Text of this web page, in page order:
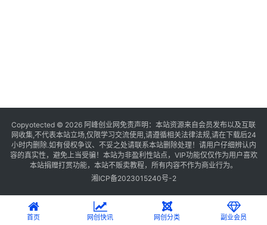
Copyotected © 2026 阿峰创业网 免责声明：本站资源来自会员发布以及互联
网收集,不代表本站立场,仅限学习交流使用,请遵循相关法律法规,请在下载后24
小时内删除.如有侵权争议、不妥之处请联系本站删除处理！请用户仔细辨认内
容的真实性，避免上当受骗！本站为非盈利性站点，VIP功能仅仅作为用户喜欢
本站捐赠打赏功能，本站不贩卖教程，所有内容不作为商业行为。
湘ICP备2023015240号-2
首页 网创快讯 网创分类 副业会员